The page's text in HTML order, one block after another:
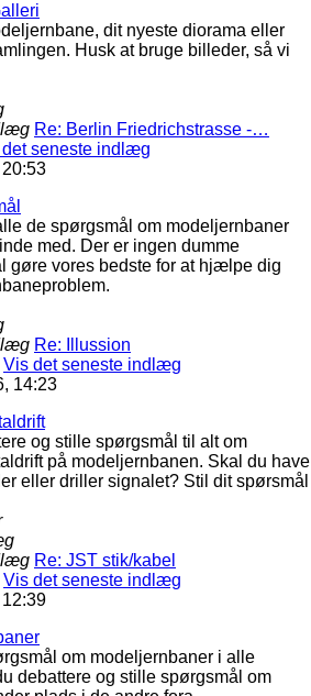
dit nyeste diorama eller
Husk at bruge billeder, så vi
Re: Berlin Friedrichstrasse -…
seneste indlæg
de spørgsmål om modeljernbaner
med. Der er ingen dumme
gøre vores bedste for at hjælpe dig
Re: Illussion
Vis det seneste indlæg
14:23
og stille spørgsmål til alt om
på modeljernbanen. Skal du have
eller driller signalet? Stil dit spørsmål
Re: JST stik/kabel
Vis det seneste indlæg
om modeljernbaner i alle
debattere og stille spørgsmål om